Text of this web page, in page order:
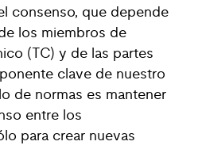
consenso, que depende
los miembros de
(TC) y de las partes
clave de nuestro
de normas es mantener
entre los
para crear nuevas